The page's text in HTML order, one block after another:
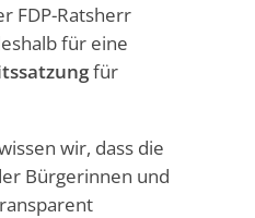
FDP-Ratsherr
für eine
für
wir, dass die
Bürgerinnen und